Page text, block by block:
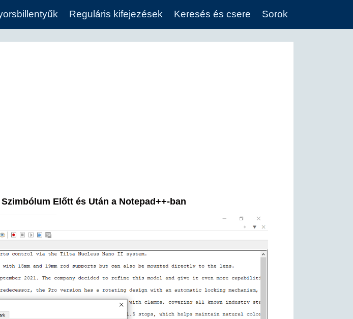
Reguláris kifejezések Keresés és csere Sorok
Előtt és Után a Notepad++-ban